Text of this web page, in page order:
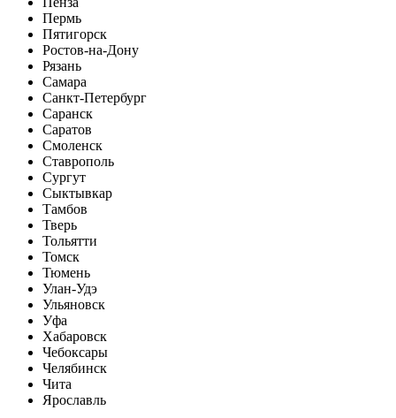
Пермь
Пятигорск
Ростов-на-Дону
Рязань
Самара
Санкт-Петербург
Саранск
Саратов
Смоленск
Ставрополь
Сургут
Сыктывкар
Тамбов
Тверь
Тольятти
Томск
Тюмень
Улан-Удэ
Ульяновск
Уфа
Хабаровск
Чебоксары
Челябинск
Чита
Ярославль